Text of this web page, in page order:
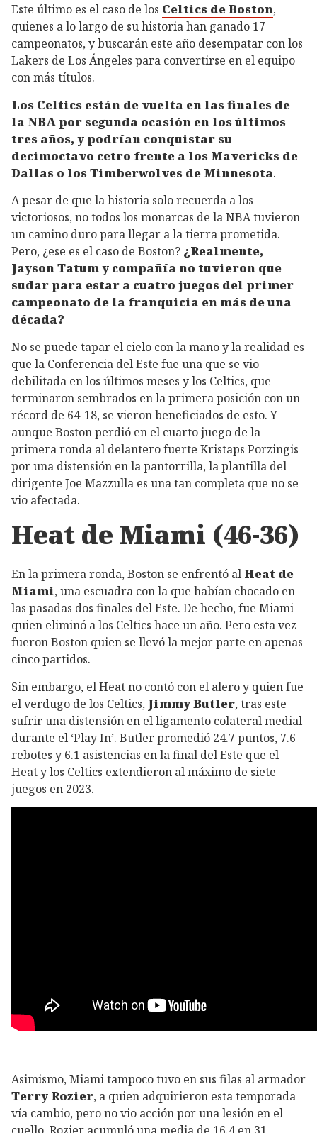
Este último es el caso de los Celtics de Boston,
quienes a lo largo de su historia han ganado 17
campeonatos, y buscarán este año desempatar con los
Lakers de Los Ángeles para convertirse en el equipo
con más títulos.
Los Celtics están de vuelta en las finales de
la NBA por segunda ocasión en los últimos
tres años, y podrían conquistar su
decimoctavo cetro frente a los Mavericks de
Dallas o los Timberwolves de Minnesota.
A pesar de que la historia solo recuerda a los
victoriosos, no todos los monarcas de la NBA tuvieron
un camino duro para llegar a la tierra prometida.
Pero, ¿ese es el caso de Boston? ¿Realmente,
Jayson Tatum y compañía no tuvieron que
sudar para estar a cuatro juegos del primer
campeonato de la franquicia en más de una
década?
No se puede tapar el cielo con la mano y la realidad es
que la Conferencia del Este fue una que se vio
debilitada en los últimos meses y los Celtics, que
terminaron sembrados en la primera posición con un
récord de 64-18, se vieron beneficiados de esto. Y
aunque Boston perdió en el cuarto juego de la
primera ronda al delantero fuerte Kristaps Porzingis
por una distensión en la pantorrilla, la plantilla del
dirigente Joe Mazzulla es una tan completa que no se
vio afectada.
Heat de Miami (46-36)
En la primera ronda, Boston se enfrentó al Heat de
Miami, una escuadra con la que habían chocado en
las pasadas dos finales del Este. De hecho, fue Miami
quien eliminó a los Celtics hace un año. Pero esta vez
fueron Boston quien se llevó la mejor parte en apenas
cinco partidos.
Sin embargo, el Heat no contó con el alero y quien fue
el verdugo de los Celtics, Jimmy Butler, tras este
sufrir una distensión en el ligamento colateral medial
durante el ‘Play In’. Butler promedió 24.7 puntos, 7.6
rebotes y 6.1 asistencias en la final del Este que el
Heat y los Celtics extendieron al máximo de siete
juegos en 2023.
Asimismo, Miami tampoco tuvo en sus filas al armador
Terry Rozier, a quien adquirieron esta temporada
vía cambio, pero no vio acción por una lesión en el